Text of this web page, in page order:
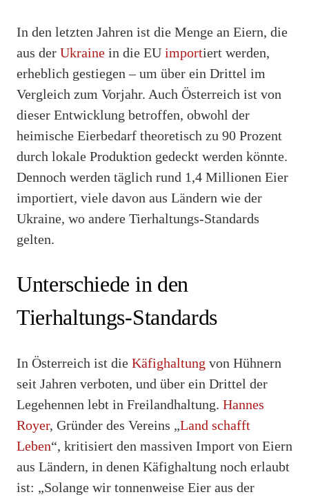
In den letzten Jahren ist die Menge an Eiern, die
aus der Ukraine in die EU importiert werden,
erheblich gestiegen – um über ein Drittel im
Vergleich zum Vorjahr. Auch Österreich ist von
dieser Entwicklung betroffen, obwohl der
heimische Eierbedarf theoretisch zu 90 Prozent
durch lokale Produktion gedeckt werden könnte.
Dennoch werden täglich rund 1,4 Millionen Eier
importiert, viele davon aus Ländern wie der
Ukraine, wo andere Tierhaltungs-Standards
gelten.
Unterschiede in den
Tierhaltungs-Standards
In Österreich ist die Käfighaltung von Hühnern
seit Jahren verboten, und über ein Drittel der
Legehennen lebt in Freilandhaltung. Hannes
Royer, Gründer des Vereins „Land schafft
Leben“, kritisiert den massiven Import von Eiern
aus Ländern, in denen Käfighaltung noch erlaubt
ist: „Solange wir tonnenweise Eier aus der